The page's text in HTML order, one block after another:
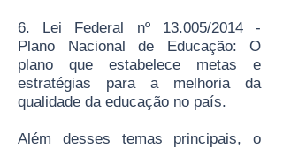
6. Lei Federal nº 13.005/2014 -
Plano Nacional de Educação: O
plano que estabelece metas e
estratégias para a melhoria da
qualidade da educação no país.
Além desses temas principais, o